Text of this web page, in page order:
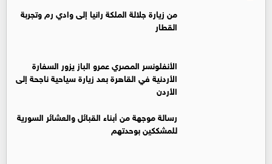
من زيارة جلالة الملكة رانيا إلى وادي رم وتجربة
القطار
الأنفلونسر المصري عمرو الباز يزور السفارة
الأردنية في القاهرة بعد زيارة سياحية ناجحة إلى
الأردن
رسالة موجهة من أبناء القبائل والعشائر السورية
للمشككين بوحدتهم